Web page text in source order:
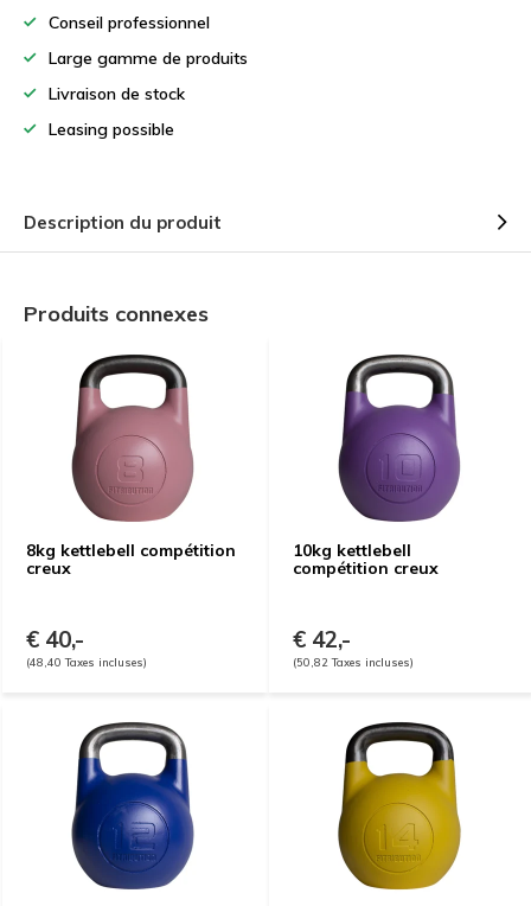
Conseil professionnel
Large gamme de produits
Livraison de stock
Leasing possible
Description du produit
Produits connexes
8kg kettlebell compétition
creux
€ 40,-
(48,40 Taxes incluses)
10kg kettlebell
compétition creux
€ 42,-
(50,82 Taxes incluses)